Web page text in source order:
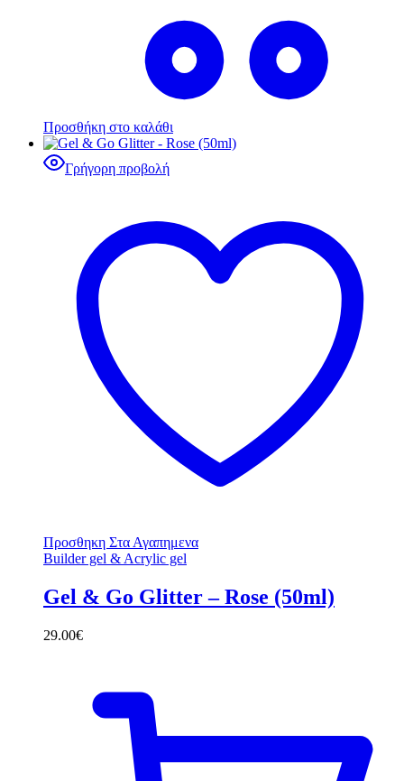
Προσθήκη στο καλάθι
Γρήγορη προβολή
Προσθηκη Στα Αγαπημενα
Builder gel & Acrylic gel
Gel & Go Glitter – Rose (50ml)
29.00€